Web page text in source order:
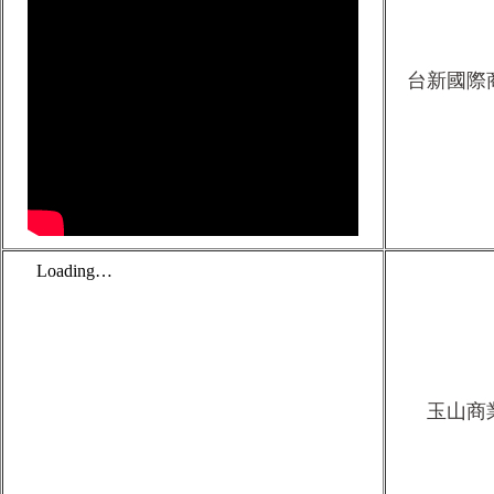
台新國際
玉山商